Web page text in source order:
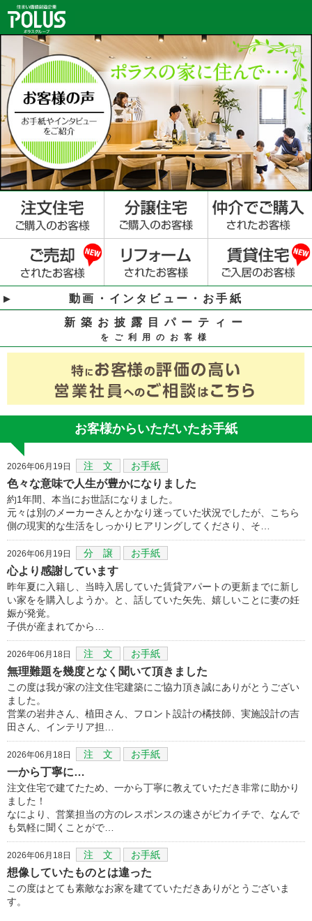
動画・インタビュー・お手紙
新築お披露目パーティー
をご利用のお客様
お客様からいただいたお手紙
2026年06月19日 注 文 お手紙
色々な意味で人生が豊かになりました
約1年間、本当にお世話になりました。
元々は別のメーカーさんとかなり迷っていた状況でしたが、こちら
側の現実的な生活をしっかりヒアリングしてくださり、そ…
2026年06月19日 分 譲 お手紙
心より感謝しています
昨年夏に入籍し、当時入居していた賃貸アパートの更新までに新し
い家をを購入しようか。と、話していた矢先、嬉しいことに妻の妊
娠が発覚。
子供が産まれてから…
2026年06月18日 注 文 お手紙
無理難題を幾度となく聞いて頂きました
この度は我が家の注文住宅建築にご協力頂き誠にありがとうござい
ました。
営業の岩井さん、植田さん、フロント設計の橘技師、実施設計の吉
田さん、インテリア担…
2026年06月18日 注 文 お手紙
一から丁寧に…
注文住宅で建てたため、一から丁寧に教えていただき非常に助かり
ました！
なにより、営業担当の方のレスポンスの速さがピカイチで、なんで
も気軽に聞くことがで…
2026年06月18日 注 文 お手紙
想像していたものとは違った
この度はとても素敵なお家を建てていただきありがとうございま
す。